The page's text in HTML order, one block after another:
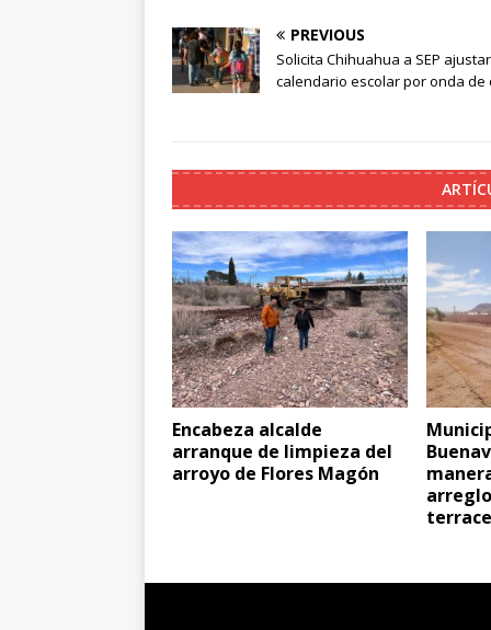
PREVIOUS
Solicita Chihuahua a SEP
calendario escolar por onda de
Encabeza alcalde
arranque de limpieza del
arroyo de Flores Magón